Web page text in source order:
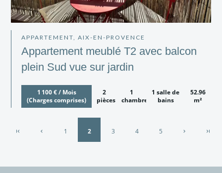
APPARTEMENT, AIX-EN-PROVENCE
Appartement meublé T2 avec balcon
plein Sud vue sur jardin
1 100 € / Mois
(Charges comprises)
2
pièces
1
chambre
1 salle de
bains
52.96
m²
1 2 3 4 5